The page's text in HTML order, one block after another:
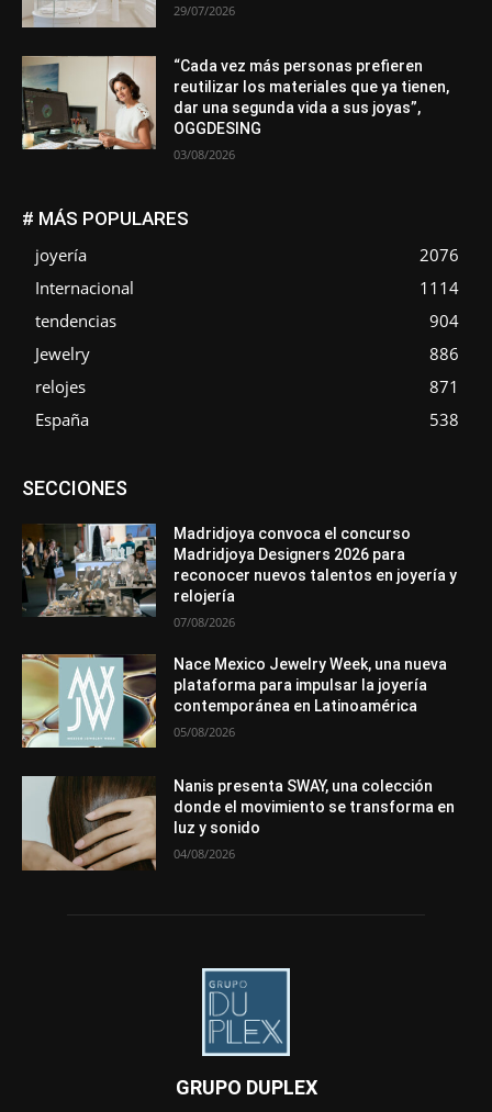
29/07/2026
“Cada vez más personas prefieren
reutilizar los materiales que ya tienen,
dar una segunda vida a sus joyas”,
OGGDESING
03/08/2026
# MÁS POPULARES
joyería
2076
Internacional
1114
tendencias
904
Jewelry
886
relojes
871
España
538
SECCIONESAsociaciones
Entrevistas
Mundo Técnico
Novedades Opiniones
Perspectiva
Premios
Secciones Sin categoría
Más
Madridjoya convoca el concurso
Madridjoya Designers 2026 para
reconocer nuevos talentos en joyería y
relojería
07/08/2026
Nace Mexico Jewelry Week, una nueva
plataforma para impulsar la joyería
contemporánea en Latinoamérica
05/08/2026
Nanis presenta SWAY, una colección
donde el movimiento se transforma en
luz y sonido
04/08/2026
GRUPO DUPLEX